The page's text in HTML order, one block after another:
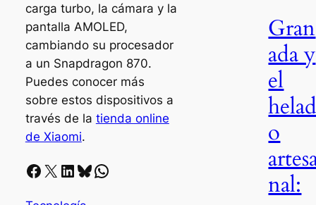
carga turbo, la cámara y la
pantalla AMOLED,
cambiando su procesador
a un Snapdragon 870.
Puedes conocer más
sobre estos dispositivos a
través de la tienda online
de Xiaomi.
Facebook X LinkedIn Bluesky Whatsapp
Gran
ada y
el
o
nal: